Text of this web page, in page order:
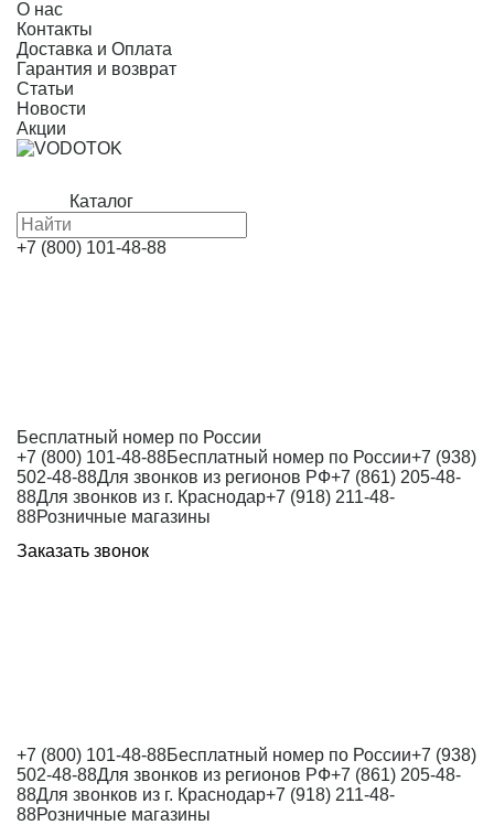
О нас
Контакты
Доставка и Оплата
Гарантия и возврат
Статьи
Новости
Акции
Каталог
+7 (800) 101-48-88
Бесплатный номер по России
+7 (800) 101-48-88Бесплатный номер по России+7 (938)
502-48-88Для звонков из регионов РФ+7 (861) 205-48-
88Для звонков из г. Краснодар+7 (918) 211-48-
88Розничные магазины
Заказать звонок
+7 (800) 101-48-88Бесплатный номер по России+7 (938)
502-48-88Для звонков из регионов РФ+7 (861) 205-48-
88Для звонков из г. Краснодар+7 (918) 211-48-
88Розничные магазины